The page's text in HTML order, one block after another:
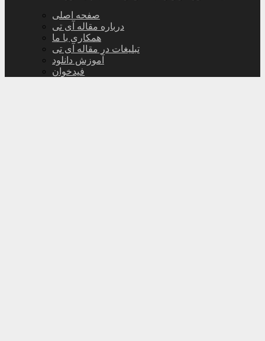
صفحه اصلی
درباره مقاله آی تی
همکاری با ما
تبلیغات در مقاله آی تی
آموزش دانلود
فیدخوان